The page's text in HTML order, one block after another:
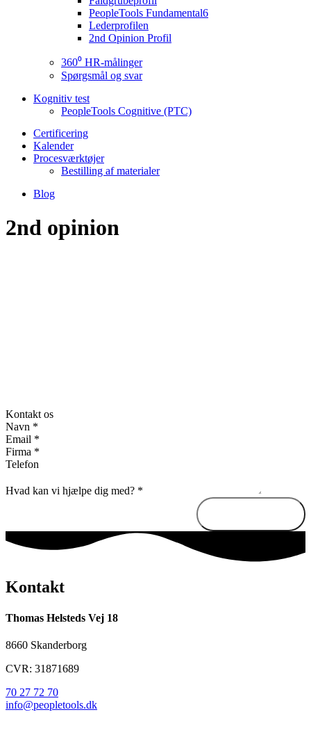
PeopleTools Fundamental6
Lederprofilen
2nd Opinion Profil
360⁰ HR-målinger
Spørgsmål og svar
Kognitiv test
PeopleTools Cognitive (PTC)
Certificering
Kalender
Procesværktøjer
Bestilling af materialer
Blog
2nd opinion
Kontakt os
Navn *
Email *
Firma *
Telefon
Hvad kan vi hjælpe dig med? *
Kontakt
Thomas Helsteds Vej 18
8660 Skanderborg
CVR: 31871689
70 27 72 70
info@peopletools.dk